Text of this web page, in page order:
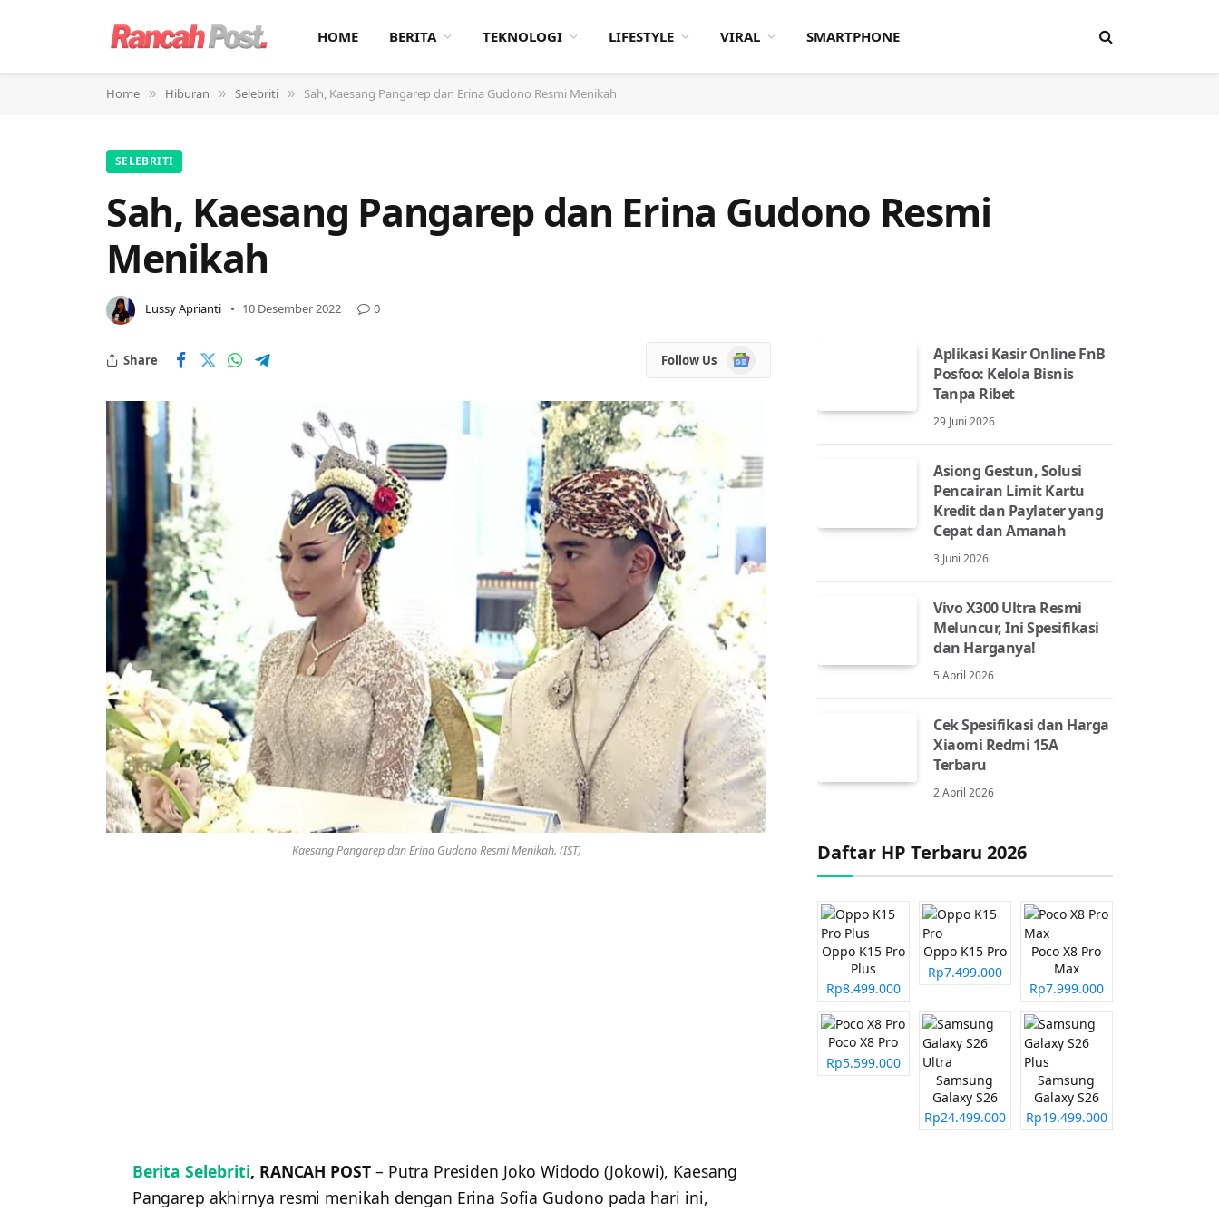
HOME BERITA TEKNOLOGI LIFESTYLE VIRAL SMARTPHONE
Home » Hiburan » Selebriti » Sah, Kaesang Pangarep dan Erina Gudono Resmi Menikah
SELEBRITI
Sah, Kaesang Pangarep dan Erina Gudono Resmi
Menikah
Lussy Aprianti 10 Desember 2022 0
Share Follow Us
Google
News
Kaesang Pangarep dan Erina Gudono Resmi Menikah. (IST)
Berita Selebriti, RANCAH POST – Putra Presiden Joko Widodo (Jokowi), Kaesang
Pangarep akhirnya resmi menikah dengan Erina Sofia Gudono pada hari ini,
Aplikasi Kasir Online FnB
Posfoo: Kelola Bisnis
Tanpa Ribet
29 Juni 2026
Asiong Gestun, Solusi
Pencairan Limit Kartu
Kredit dan Paylater yang
Cepat dan Amanah
3 Juni 2026
Vivo X300 Ultra Resmi
Meluncur, Ini Spesifikasi
dan Harganya!
5 April 2026
Cek Spesifikasi dan Harga
Xiaomi Redmi 15A
Terbaru
2 April 2026
Daftar HP Terbaru 2026
Oppo K15 Pro
Plus
Rp8.499.000
Oppo K15 Pro
Rp7.499.000
Poco X8 Pro
Max
Rp7.999.000
Poco X8 Pro
Rp5.599.000
Samsung
Galaxy S26
Ultra
Rp24.499.000
Samsung
Galaxy S26
Plus
Rp19.499.000